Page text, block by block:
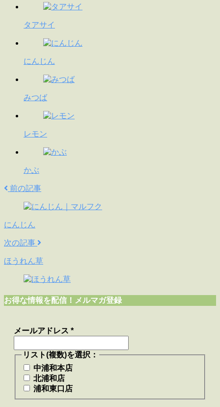
タアサイ
にんじん
みつば
レモン
かぶ
前の記事
にんじん
次の記事
ほうれん草
お得な情報を配信！メルマガ登録
メールアドレス *
リスト(複数)を選択：
中浦和本店
北浦和店
浦和東口店